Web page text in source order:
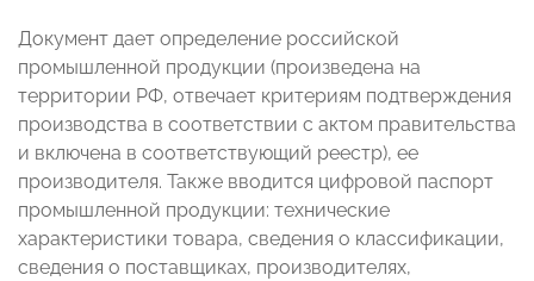
Документ дает определение российской
промышленной продукции (произведена на
территории РФ, отвечает критериям подтверждения
производства в соответствии с актом правительства
и включена в соответствующий реестр), ее
производителя. Также вводится цифровой паспорт
промышленной продукции: технические
характеристики товара, сведения о классификации,
сведения о поставщиках, производителях,